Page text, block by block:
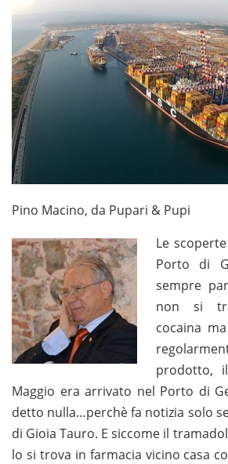
Pino Macino, da Pupari & Pupi
Le
Porto di
sempre
non si
cocaina
prodotto,
Maggio era arrivato nel Porto di
detto nulla…perchè fa notizia solo
di Gioia Tauro. E siccome il
lo si trova in farmacia vicino casa